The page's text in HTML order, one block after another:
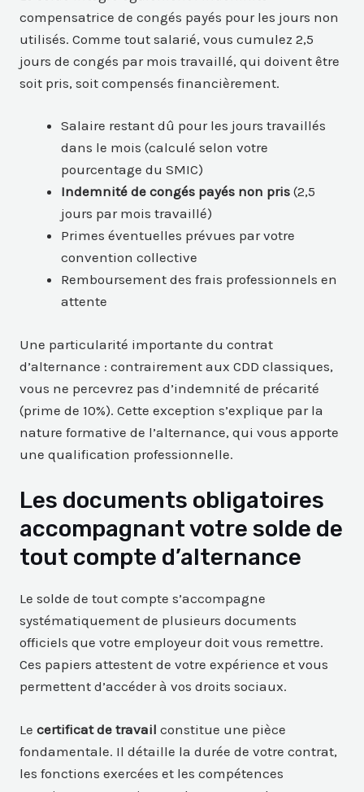
compensatrice de congés payés pour les jours non
utilisés. Comme tout salarié, vous cumulez 2,5
jours de congés par mois travaillé, qui doivent être
soit pris, soit compensés financièrement.
Salaire restant dû pour les jours travaillés
dans le mois (calculé selon votre
pourcentage du SMIC)
Indemnité de congés payés non pris (2,5
jours par mois travaillé)
Primes éventuelles prévues par votre
convention collective
Remboursement des frais professionnels en
attente
Une particularité importante du contrat
d’alternance : contrairement aux CDD classiques,
vous ne percevrez pas d’indemnité de précarité
(prime de 10%). Cette exception s’explique par la
nature formative de l’alternance, qui vous apporte
une qualification professionnelle.
Les documents obligatoires
accompagnant votre solde de
tout compte d’alternance
Le solde de tout compte s’accompagne
systématiquement de plusieurs documents
officiels que votre employeur doit vous remettre.
Ces papiers attestent de votre expérience et vous
permettent d’accéder à vos droits sociaux.
Le certificat de travail constitue une pièce
fondamentale. Il détaille la durée de votre contrat,
les fonctions exercées et les compétences